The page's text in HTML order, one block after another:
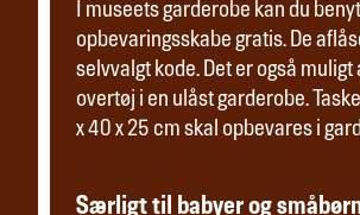
I museets garderobe kan du
opbevaringsskabe gratis. De
selvvalgt kode. Det er også
overtøj i en ulåst garderobe.
x 40 x 25 cm skal opbevares i
Særligt til babyer og